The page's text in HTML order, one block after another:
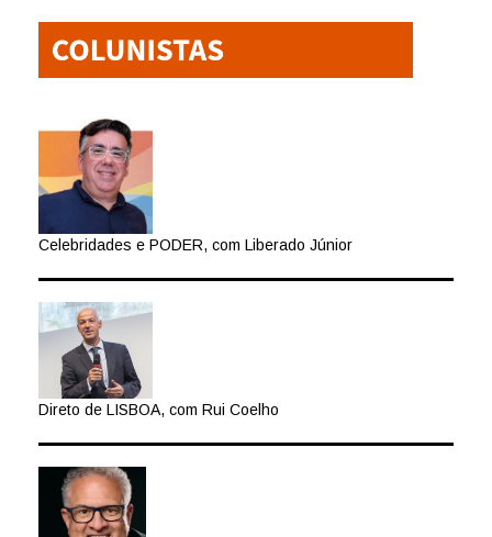
Celebridades e PODER, com Liberado Júnior
Direto de LISBOA, com Rui Coelho